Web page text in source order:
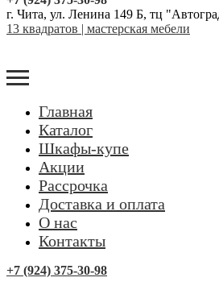
г. Чита, ул. Ленина 149 Б, тц
13 квадратов | мастерская мебели
Главная
Каталог
Шкафы-купе
Акции
Рассрочка
Доставка и оплата
О нас
Контакты
+7 (924) 375-30-98